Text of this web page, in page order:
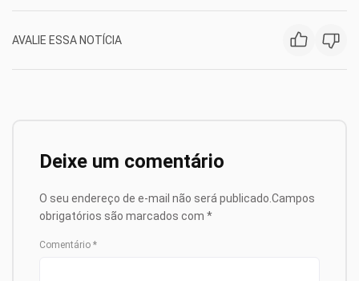
AVALIE ESSA NOTÍCIA
Deixe um comentário
O seu endereço de e-mail não será publicado. Campos
obrigatórios são marcados com *
Comentário *